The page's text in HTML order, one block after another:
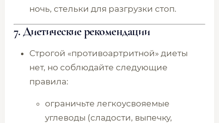
ночь, стельки для разгрузки стоп.
7. Диетические рекомендации
Строгой «противоартритной» диеты
нет, но соблюдайте следующие
правила:
ограничьте легкоусвояемые
углеводы (сладости, выпечку,